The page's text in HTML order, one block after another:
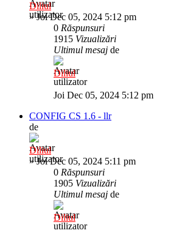
Diliul
»Joi Dec 05, 2024 5:12 pm
0 Răspunsuri
1915 Vizualizări
Ultimul mesaj de
Diliul
Joi Dec 05, 2024 5:12 pm
CONFIG CS 1.6 - llr
de
Diliul
»Joi Dec 05, 2024 5:11 pm
0 Răspunsuri
1905 Vizualizări
Ultimul mesaj de
Diliul